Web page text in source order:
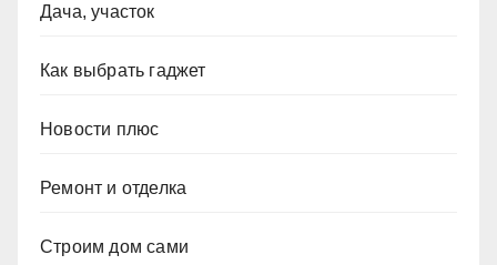
Дача, участок
Как выбрать гаджет
Новости плюс
Ремонт и отделка
Строим дом сами